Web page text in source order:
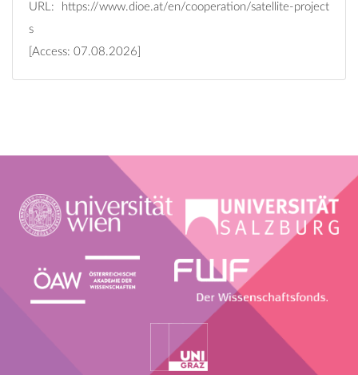
URL:
https://www.dioe.at/en/cooperation/satellite-project
s
[Access: 07.08.2026]